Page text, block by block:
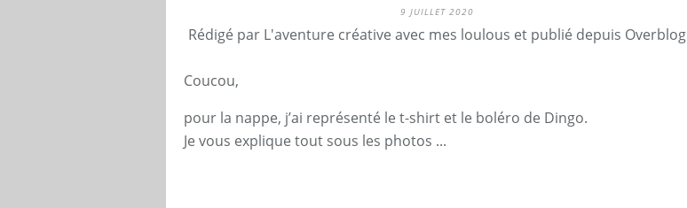
9 JUILLET 2020
Rédigé par L'aventure créative avec mes loulous et publié depuis Overblog
Coucou,
pour la nappe, j’ai représenté le t-shirt et le boléro de Dingo.
Je vous explique tout sous les photos ...